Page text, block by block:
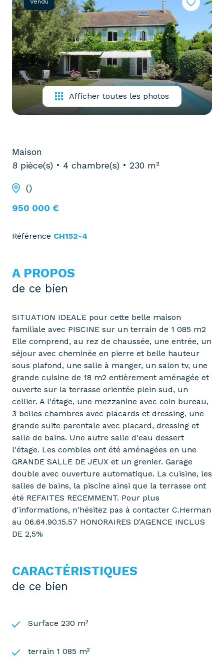
confiez-
nous
votre
recherche
acheter
biens
pro
pro
partenaires
gestion
locative
vendre
mon
bien
confiez-
recherche
Vendu
Afficher toutes les photos
Maison
8 pièce(s)
4 chambre(s) 230 m²
()
950 000 €
Référence CH152-4
A PROPOS
de ce bien
SITUATION IDEALE pour cette belle maison
familiale avec PISCINE sur un terrain de 1 085 m2
Elle comprend, au rez de chaussée, une entrée, un
séjour avec cheminée en pierre et belle hauteur
sous plafond, une salle à manger, un salon tv, une
grande cuisine de 18 m2 entièrement aménagée et
ouverte sur la terrasse orientée plein sud, un
cellier. A l'étage, une mezzanine avec coin bureau,
3 belles chambres avec placards et dressing, une
grande suite parentale avec placard, dressing et
salle de bains. Une autre salle d'eau dessert
l'étage. Les combles ont été aménagées en une
GRANDE SALLE DE JEUX et un grenier. Garage
double avec ouverture automatique. La cuisine, les
salles de bains, la piscine ainsi que la terrasse ont
été REFAITES RECEMMENT. Pour plus
d'informations, n'hésitez pas à contacter C.Herman
au 06.64.90.15.57 HONORAIRES D'AGENCE INCLUS
DE 2,5%
CARACTÉRISTIQUES
de ce bien
Surface 230 m²
terrain 1 085 m²